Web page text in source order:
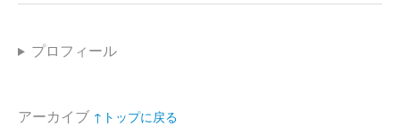
プロフィール
アーカイブ ↑トップに戻る